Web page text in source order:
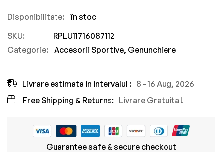
în stoc
SKU
RPLU11716087112
Categorie:
Accesorii Sportive Genunchiere
Livrare estimata in intervalul : 8 - 16 Aug, 2026
Free Shipping & Returns: Livrare Gratuita !
Guarantee safe & secure checkout